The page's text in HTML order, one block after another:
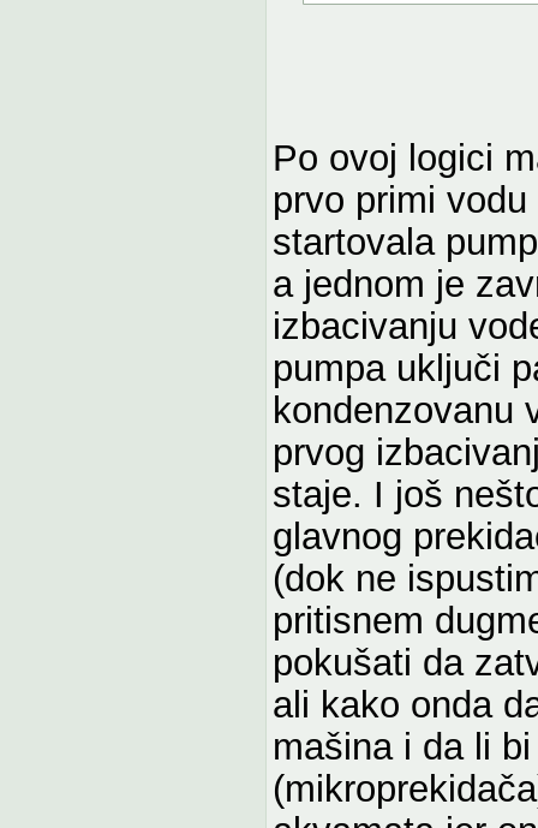
Po ovoj logici
prvo primi
startovala
a jednom je
izbacivanju
pumpa uključi
kondenzovanu
prvog
staje. I još
glavnog
(dok ne
pritisnem
pokušati da
ali kako onda
mašina i da li